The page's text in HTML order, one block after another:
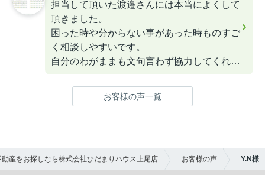
担当して頂いた渡邉さんには本当によくして
頂きました。
困った時や分からない事があった時ものすご
く相談しやすいです。
自分のわがままも文句言わず協力してくれて
を見て下さり、助かりました。
渡邉さんもこれから頑張ってください。
お客様の声一覧
産をお探しなら株式会社ひだまりハウス上尾店 お客様の声 Y.N様